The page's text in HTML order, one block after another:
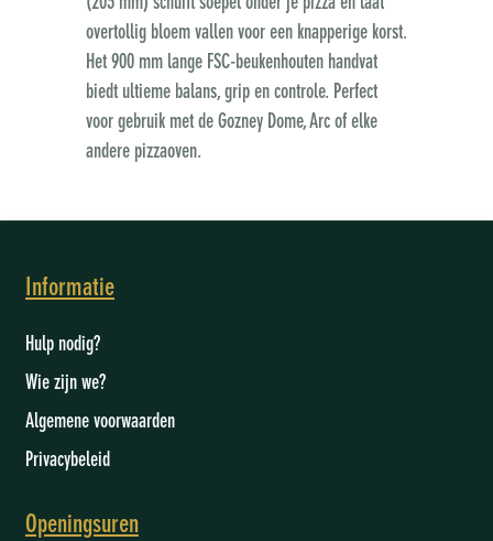
overtollig bloem vallen voor een knapperige korst.
Het 900 mm lange FSC-beukenhouten handvat
biedt ultieme balans, grip en controle. Perfect
voor gebruik met de Gozney Dome, Arc of elke
andere pizzaoven.
Informatie
Hulp nodig?
Wie zijn we?
Algemene voorwaarden
Privacybeleid
Openingsuren